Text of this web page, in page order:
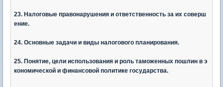
23. Налоговые правонарушения и ответственность за их соверш
ение.
24. Основные задачи и виды налогового планирования.
25. Понятие, цели использования и роль таможенных пошлин в э
кономической и финансовой политике государства.